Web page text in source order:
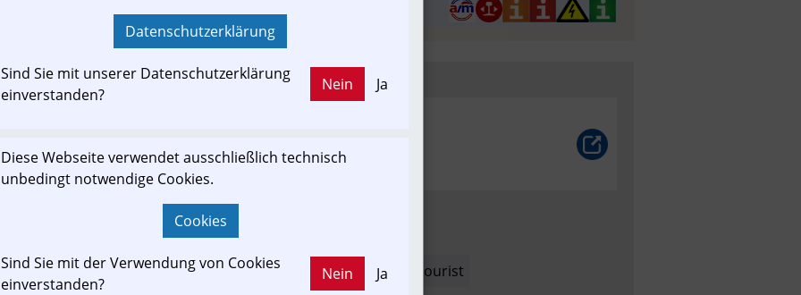
meinbezirk.at
(Neuer Tab wird geöffnet)
Motion Branchenbeitrag Fachbeitrag Fahrgast Störung Tourist
Datenschutzerklärung
Sind Sie mit unserer Datenschutzerklärung
einverstanden?
Nein Ja
Diese Webseite verwendet ausschließlich technisch
unbedingt notwendige Cookies.
Cookies
Sind Sie mit der Verwendung von Cookies
einverstanden?
Nein Ja